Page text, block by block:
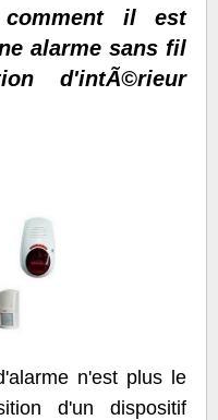
il est
alarme sans fil
d'intÃ©rieur
n'est plus le
d'un dispositif